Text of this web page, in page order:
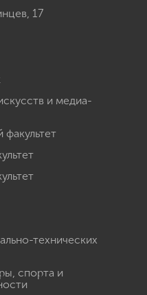
17
и медиа-
факультет
технических
спорта и